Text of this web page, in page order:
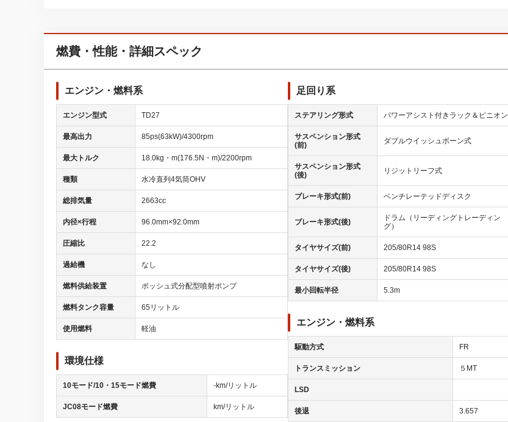
燃費・性能・詳細スペック
エンジン・燃料系
エンジン型式 TD27
最高出力 85ps(63kW)/4300rpm
最大トルク 18.0kg・m(176.5N・m)/2200rpm
種類 水冷直列4気筒OHV
総排気量 2663cc
内径×行程 96.0mm×92.0mm
圧縮比 22.2
過給機 なし
燃料供給装置 ボッシュ式分配型噴射ポンプ
燃料タンク容量 65リットル
使用燃料 軽油
環境仕様
10モード/10・15モード燃費 -km/リットル
JC08モード燃費 km/リットル
足回り系
ステアリング形式 パワーアシスト付きラック＆ピニオン
サスペンション形式
(前)
ダブルウイッシュボーン式
サスペンション形式
(後)
リジットリーフ式
ブレーキ形式(前) ベンチレーテッドディスク
ブレーキ形式(後)
ドラム（リーディングトレーディン
グ）
タイヤサイズ(前) 205/80R14 98S
タイヤサイズ(後) 205/80R14 98S
最小回転半径 5.3m
エンジン・燃料系
駆動方式 FR
トランスミッション ５MT
LSD
後退 3.657